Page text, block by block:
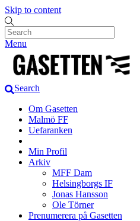
Skip to content
Menu
Search
Om Gasetten
Malmö FF
Uefaranken
Min Profil
Arkiv
MFF Dam
Helsingborgs IF
Jonas Hansson
Ole Törner
Prenumerera på Gasetten